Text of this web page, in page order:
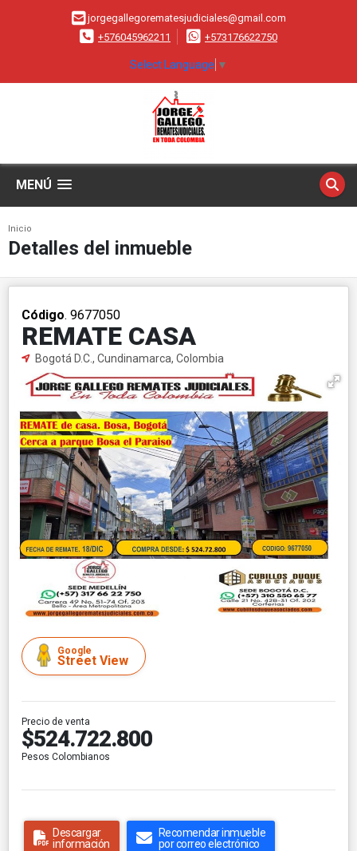
jorgegallegorematesjudiciales@gmail.com
+576045962211
+573176622750
Select Language ▼
MENÚ
Inicio
Detalles del inmueble
Código. 9677050
REMATE CASA
Bogotá D.C., Cundinamarca, Colombia
Google
Street View
Precio de venta
$524.722.800
Pesos Colombianos
Descargar
información
Recomendar inmueble
por correo electrónico